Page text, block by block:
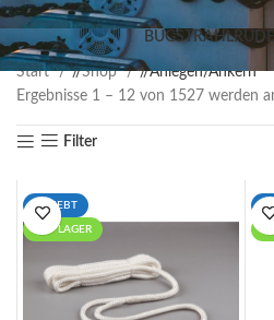
Start / Shop / Anlegen/Ankern
Ergebnisse 1 – 12 von 1527 werden
Filter
BELIEBT
AUF LAGER